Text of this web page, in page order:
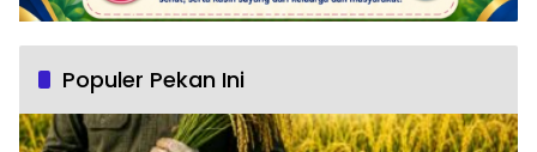
Populer Pekan Ini